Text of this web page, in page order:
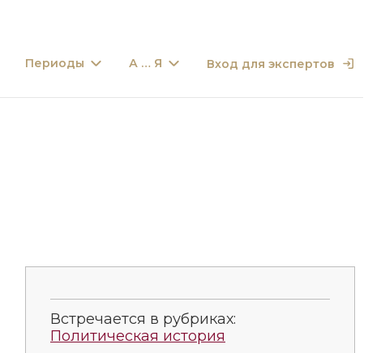
Периоды А … Я Вход для экспертов
Встречается в рубриках:
Политическая история